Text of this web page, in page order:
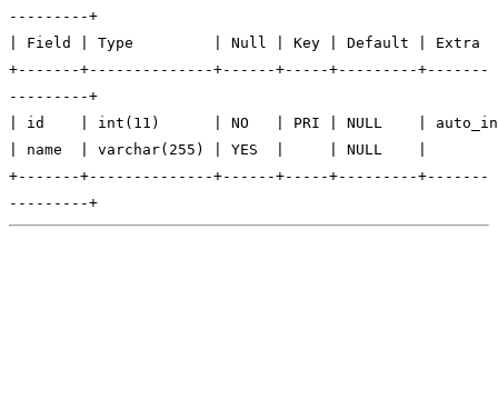
---------+
| Field | Type | Null | Key | Default |
+-------+--------------+------+-----+---------+-------
---------+
| id | int(11) | NO | PRI | NULL |
| name | varchar(255) | YES | |
+-------+--------------+------+-----+---------+-------
---------+